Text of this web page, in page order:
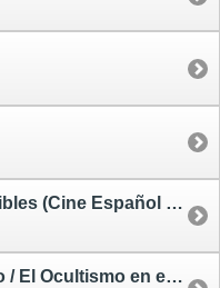
Las Cortinas Son Invencibles (Cine Español Desde las Trincheras 2010-2020)
Terror Rural y Paganismo / El Ocultismo en el Cine 2